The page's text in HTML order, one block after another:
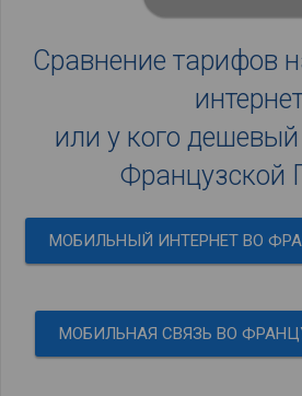
Сравнение тарифов
или у кого
Французской
МОБИЛЬНЫЙ ИНТЕРНЕТ ВО
МОБИЛЬНАЯ СВЯЗЬ ВО